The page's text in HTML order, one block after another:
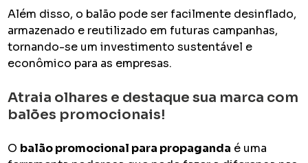
Além disso, o balão pode ser facilmente desinflado,
armazenado e reutilizado em futuras campanhas,
tornando-se um investimento sustentável e
econômico para as empresas.
Atraia olhares e destaque sua marca com
balões promocionais!
O balão promocional para propaganda é uma